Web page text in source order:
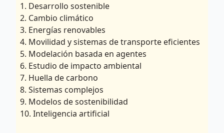
1. Desarrollo sostenible
2. Cambio climático
3. Energías renovables
4. Movilidad y sistemas de transporte eficientes
5. Modelación basada en agentes
6. Estudio de impacto ambiental
7. Huella de carbono
8. Sistemas complejos
9. Modelos de sostenibilidad
10. Inteligencia artificial